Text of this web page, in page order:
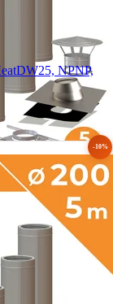
NPNP,
-10%